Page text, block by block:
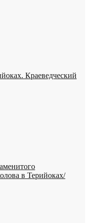
Краеведческий
в Терийоках/